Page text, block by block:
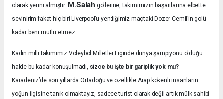
olarak yerini almıştır. M.Salah gollerine, takımımızın başarılarına elbette
sevinirim fakat hiç biri Liverpool’u yendiğimiz maçtaki Dozer Cemil’in golü
kadar beni mutlu etmez.
Kadın milli takımımız Voleybol Milletler Liginde dünya şampiyonu olduğu
halde bu kadar konuşulmadı, sizce bu işte bir gariplik yok mu?
Karadeniz’de son yıllarda Ortadoğu ve özellikle Arap kökenli insanların
yoğun ilgisine tanık olmaktayız, sadece turist olarak değil artık mülk sahibi